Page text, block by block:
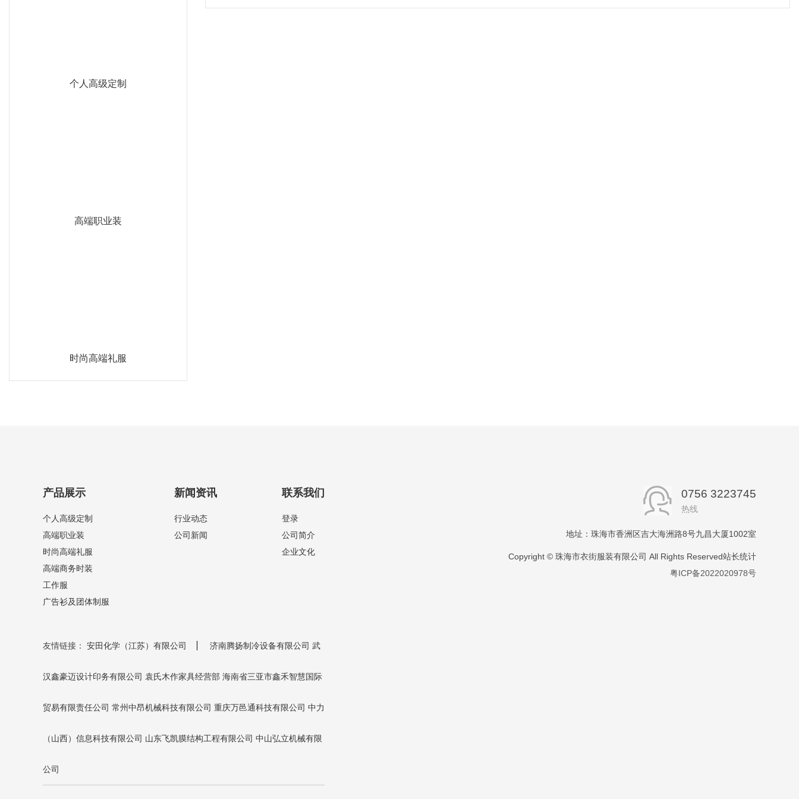
个人高级定制
高端职业装
时尚高端礼服
产品展示
个人高级定制
高端职业装
时尚高端礼服
高端商务时装
工作服
广告衫及团体制服
新闻资讯
行业动态
公司新闻
联系我们
登录
公司简介
企业文化
友情链接： 安田化学（江苏）有限公司 济南腾扬制冷设备有限公司 武
汉鑫豪迈设计印务有限公司 袁氏木作家具经营部 海南省三亚市鑫禾智慧国际
贸易有限责任公司 常州中昂机械科技有限公司 重庆万邑通科技有限公司 中力
（山西）信息科技有限公司 山东飞凯膜结构工程有限公司 中山弘立机械有限
公司
0756 3223745
热线
地址：珠海市香洲区吉大海洲路8号九昌大厦1002室
Copyright © 珠海市衣街服装有限公司 All Rights Reserved站长统计
粤ICP备2022020978号